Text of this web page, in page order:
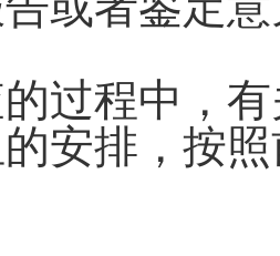
过程中，
安排，按